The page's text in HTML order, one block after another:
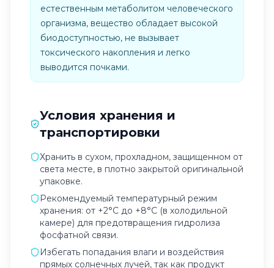
естественным метаболитом человеческого
организма, вещество обладает высокой
биодоступностью, не вызывает
токсического накопления и легко
выводится почками.
Условия хранения и
транспортировки
Хранить в сухом, прохладном, защищенном от
света месте, в плотно закрытой оригинальной
упаковке.
Рекомендуемый температурный режим
хранения: от +2°C до +8°C (в холодильной
камере) для предотвращения гидролиза
фосфатной связи.
Избегать попадания влаги и воздействия
прямых солнечных лучей, так как продукт